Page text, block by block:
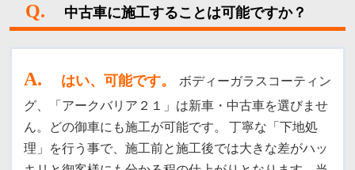
Q. 中古車に施工することは可能ですか？
A. はい、可能です。
ボディーガラスコーティン
グ、「アークバリア２１」は新車・中古車を選びませ
ん。どの御車にも施工が可能です。
丁寧な「下地処
理」を行う事で、施工前と施工後では大きな差がハッ